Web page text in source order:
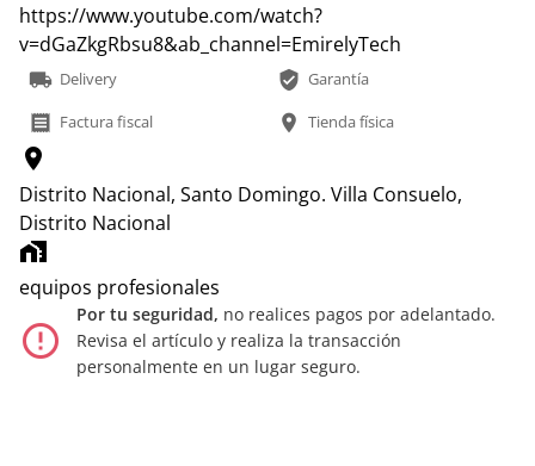
https://www.youtube.com/watch?
v=dGaZkgRbsu8&ab_channel=EmirelyTech
local_shipping Delivery verified_user Garantía
receipt Factura fiscal location_on Tienda física
location_on
Distrito Nacional, Santo Domingo. Villa Consuelo,
Distrito Nacional
home_work
equipos profesionales
error_outline
Por tu seguridad, no realices pagos por adelantado.
Revisa el artículo y realiza la transacción
personalmente en un lugar seguro.